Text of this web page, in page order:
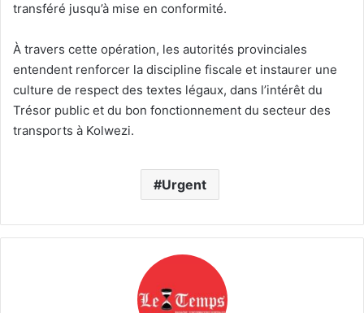
transféré jusqu’à mise en conformité.
À travers cette opération, les autorités provinciales
entendent renforcer la discipline fiscale et instaurer une
culture de respect des textes légaux, dans l’intérêt du
Trésor public et du bon fonctionnement du secteur des
transports à Kolwezi.
Urgent